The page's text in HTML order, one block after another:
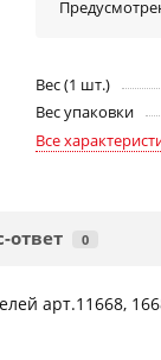
Вес (1 шт.)
Вес упаковки
Все
ответ 0
арт.11668,